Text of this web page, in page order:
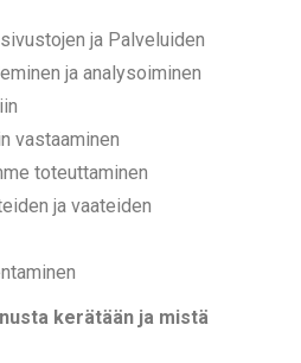
ja Palveluiden
ja analysoiminen
vastaaminen
toteuttaminen
ja vaateiden
kerätään ja mistä